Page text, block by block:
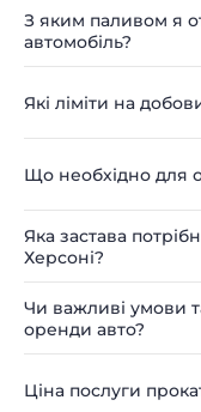
З яким паливом я
автомобіль?
Які ліміти на
Що необхідно для
Яка застава
Херсоні?
Чи важливі умови
оренди авто?
Ціна послуги